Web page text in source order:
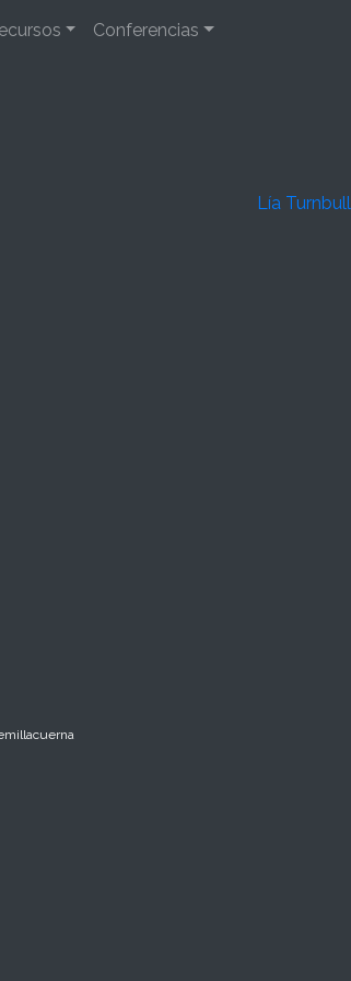
Conferencias
Lía Turnbull